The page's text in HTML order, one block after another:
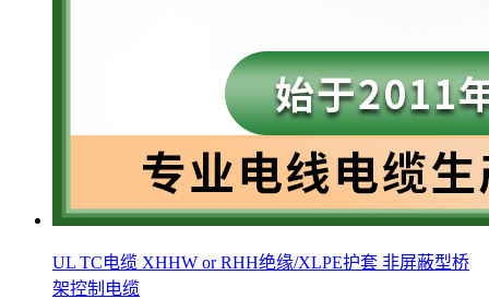
UL TC电缆 XHHW or RHH绝缘/XLPE护套 非屏蔽型桥
架控制电缆